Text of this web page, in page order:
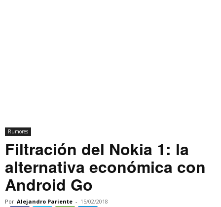
Rumores
Filtración del Nokia 1: la
alternativa económica con
Android Go
Por Alejandro Pariente - 15/02/2018